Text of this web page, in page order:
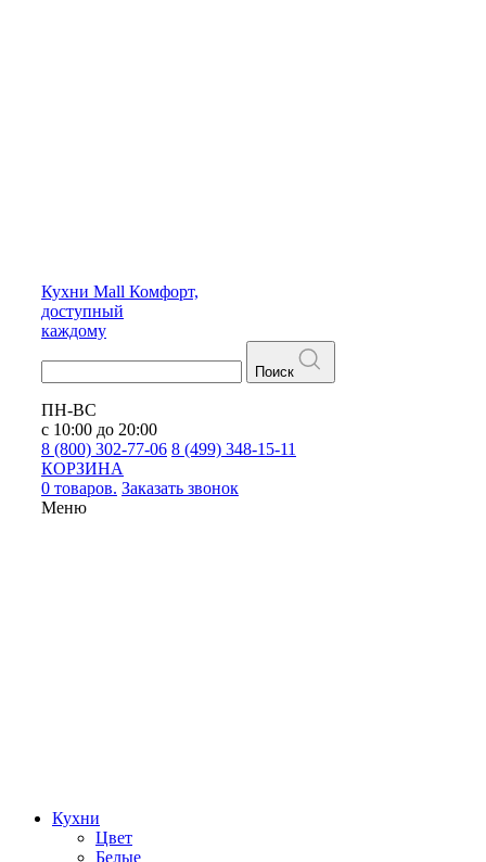
Кухни Mall Комфорт,
доступный
каждому
Поиск
ПН-ВС
с 10:00 до 20:00
8 (800) 302-77-06 8 (499) 348-15-11
КОРЗИНА
0 товаров. Заказать звонок
Меню
Кухни
Цвет
Белые